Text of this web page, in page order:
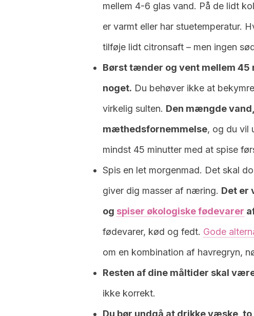
mellem 4-6 glas vand. På de lidt
er varmt eller har stuetemperatur.
tilføje lidt citronsaft – men ingen
Børst tænder og vent mellem 45
noget. Du behøver ikke at
virkelig sulten. Den mængde
mæthedsfornemmelse, og du vil
mindst 45 minutter med at spise
Spis en let morgenmad. Det skal
giver dig masser af næring. Det er
og spiser økologiske fødevarer
fødevarer, kød og fedt. Gode
om en kombination af havregryn,
Resten af dine måltider skal
ikke korrekt.
Du bør undgå at drikke væske,